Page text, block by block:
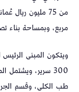
مربع، وبمساحة بناء تصل إلى
ويتكون المبنى
300 سرير،
طب الكلى، وقسم